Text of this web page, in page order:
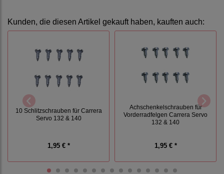
Kunden, die diesen Artikel gekauft haben, kauften auch:
10 Schlitzschrauben für Carrera
Servo 132 & 140
1,95 € *
Achschenkelschrauben für
Vorderradfelgen Carrera Servo
132 & 140
1,95 € *